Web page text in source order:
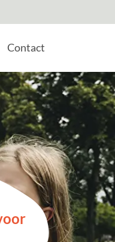
contrast wisselen
Lettergrootte vergroten
Lettergrootte
Contact